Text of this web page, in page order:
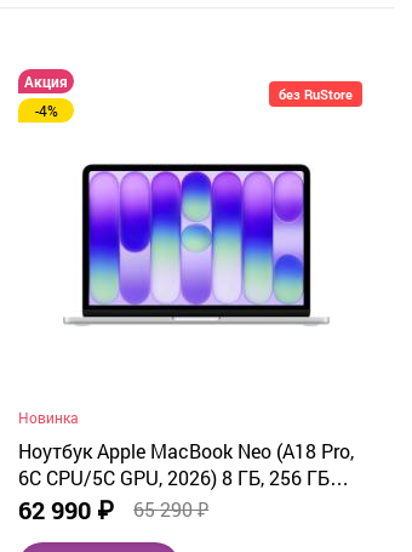
без RuStore
Акция
-4%
Новинка
Ноутбук Apple MacBook Neo (A18 Pro,
6C CPU/5C GPU, 2026) 8 ГБ, 256 ГБ
SSD, Silver (серебристый) MHFA4
62 990 ₽ 65 290 ₽